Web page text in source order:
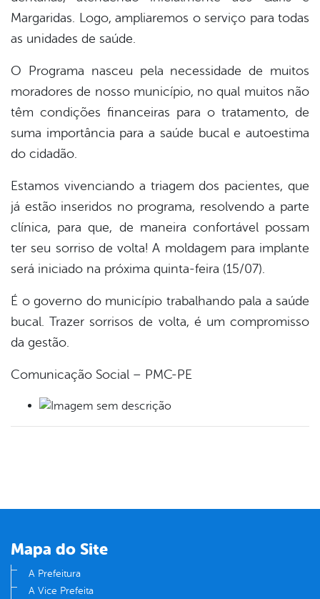
Margaridas. Logo, ampliaremos o serviço para todas
as unidades de saúde.
O Programa nasceu pela necessidade de muitos
moradores de nosso município, no qual muitos não
têm condições financeiras para o tratamento, de
suma importância para a saúde bucal e autoestima
do cidadão.
Estamos vivenciando a triagem dos pacientes, que
já estão inseridos no programa, resolvendo a parte
clínica, para que, de maneira confortável possam
ter seu sorriso de volta! A moldagem para implante
será iniciado na próxima quinta-feira (15/07).
É o governo do município trabalhando pala a saúde
bucal. Trazer sorrisos de volta, é um compromisso
da gestão.
Comunicação Social – PMC-PE
Mapa do Site
A Prefeitura
A Vice Prefeita